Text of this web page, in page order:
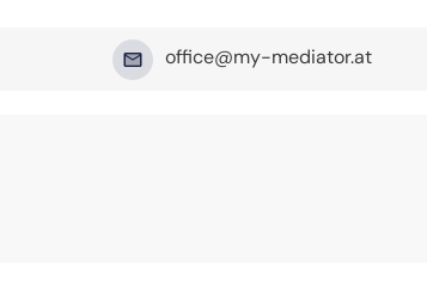
office@my-mediator.at